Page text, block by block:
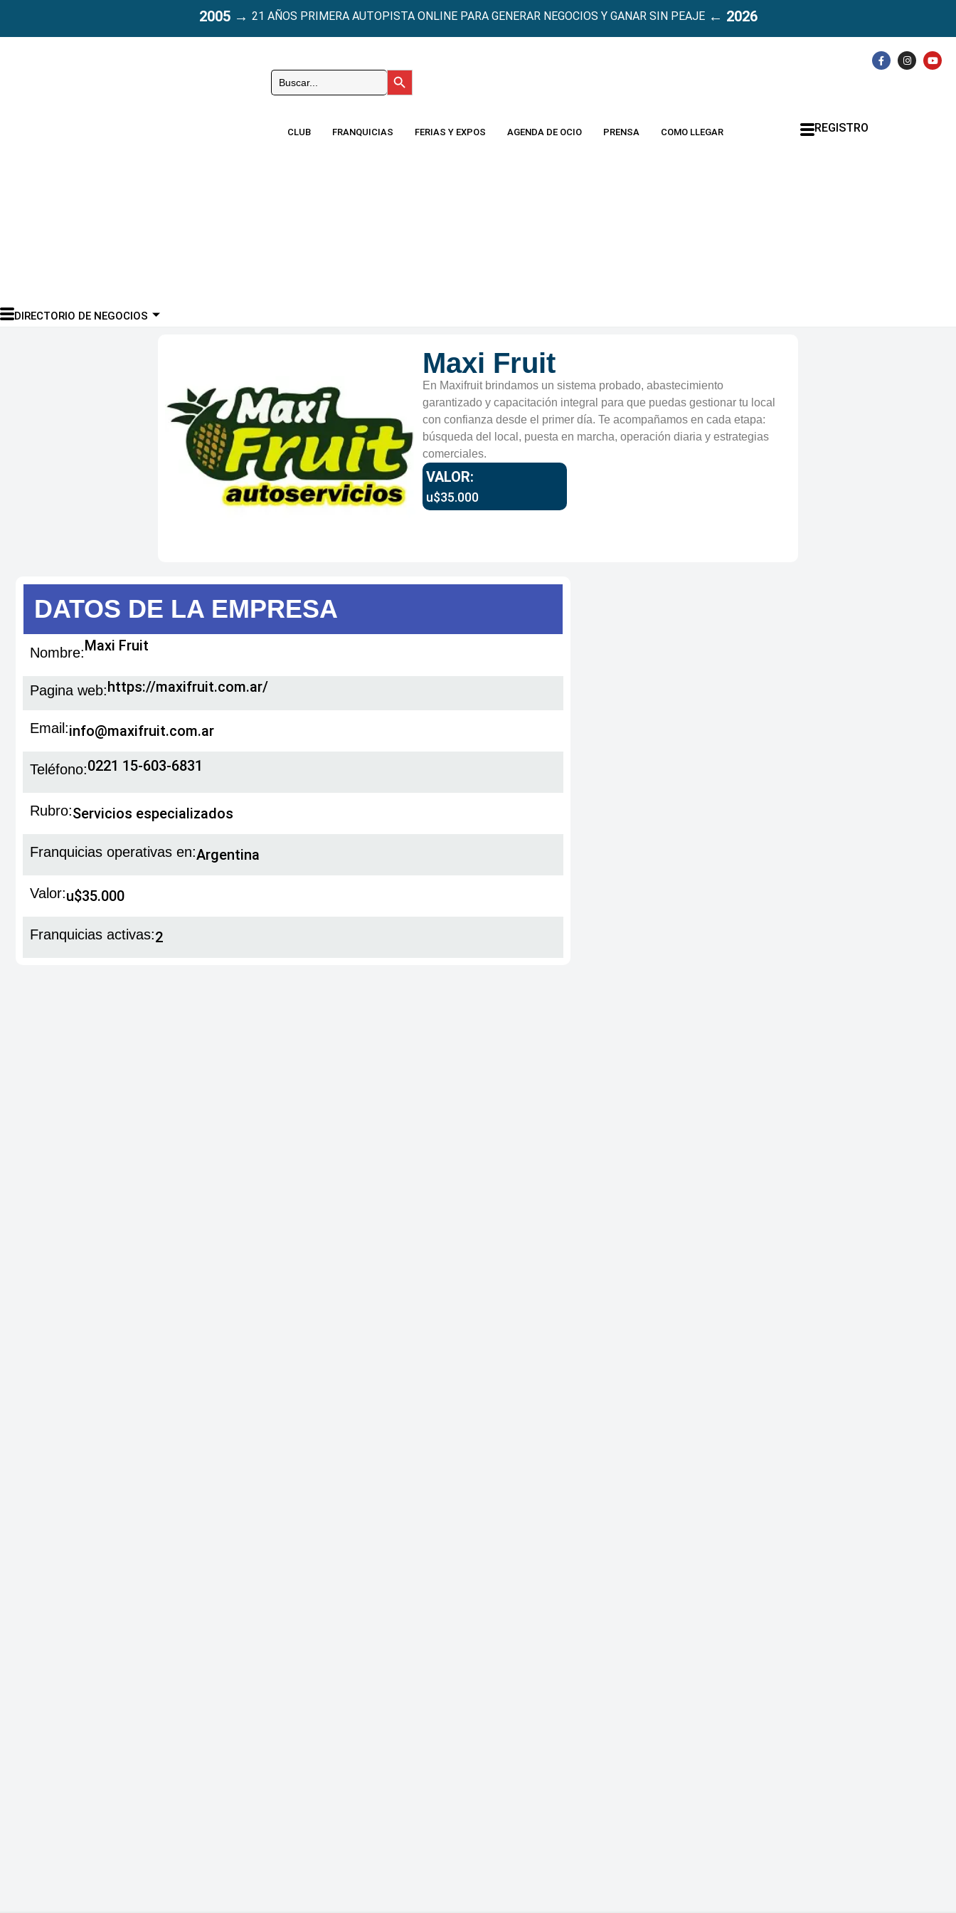
2005→ 21 AÑOS PRIMERA AUTOPISTA ONLINE PARA GENERAR NEGOCIOS Y GANAR SIN PEAJE← 2026
DIRECTORIO DE NEGOCIOS
Buscar: Botón de búsqueda
CLUB FRANQUICIAS FERIAS Y EXPOS AGENDA DE OCIO PRENSA COMO LLEGAR REGISTRO
Maxi Fruit
En Maxifruit brindamos un sistema probado, abastecimiento
garantizado y capacitación integral para que puedas gestionar tu local
con confianza desde el primer día. Te acompañamos en cada etapa:
búsqueda del local, puesta en marcha, operación diaria y estrategias
comerciales.
VALOR:
u$35.000
DATOS DE LA EMPRESA
Nombre:Maxi Fruit
Pagina web:https://maxifruit.com.ar/
Email:info@maxifruit.com.ar
Teléfono:0221 15-603-6831
Rubro:Servicios especializados
Franquicias operativas en:Argentina
Valor:u$35.000
Franquicias activas:2